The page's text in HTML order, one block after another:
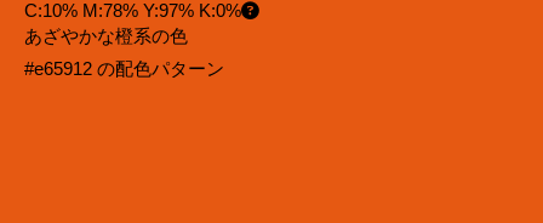
C:10% M:78% Y:97% K:0%
あざやかな橙系の色
#e65912 の配色パターン